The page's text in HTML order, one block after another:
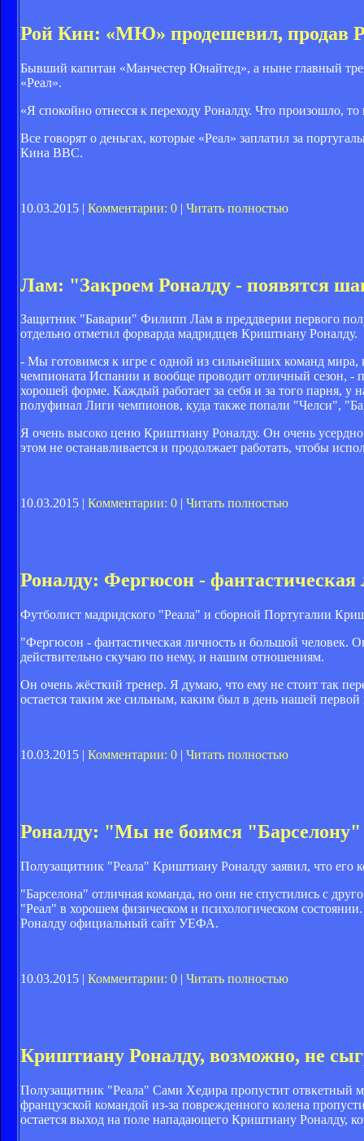
Рой Кин: «МЮ» продешевил, продав
Бывший капитан «Манчестер Юнайтед», а ныне главный
«Реал».
«Я спокойно отнесся к переходу Роналду. Что произошло,
Все говорят о деньгах, которые «Реал» заплатил за
Кина BBC.
10.03.2015 | Комментарии: 0 | Читать полностью
Лам: "Закроем Роналду - появятся
Защитник "Баварии" Филипп Лам в преддверии первого
отдельно отметил форварда мадридцев Криштиану Роналду.
- Мы готовимся к игре с одной из сильнейших команд
чемпионата Испании и вообще проводит отличный сезон,
хорошей форме. Каждый работает за себя и за того парня,
полуфинал Лиги чемпионов, куда также попали "Челси",
Я очень высоко ценю Криштиану Роналду. Он очень
этом не останавливается и продолжает работать, чтобы
10.03.2015 | Комментарии: 0 | Читать полностью
Роналду: Фергюсон -
Футболист мадридского "Реала" и сборной Португалии
"Фергюсон - фантастическая личность и большой
действительно скучаю по нему, и нашим отношениям.
Он очень жёсткий тренер. Я думаю, что ему не стоит так
остается таким же сильным, каким был в день нашей первой
10.03.2015 | Комментарии: 0 | Читать полностью
Роналду: "Мы не боимся "Барселону"
Полузащитник "Реала" Криштиану Роналду заявил, что его
"Барселона" отличная команда, но они не спустились с
"Реал" в хорошем физическом и психологическом
Роналду официальный сайт УЕФА.
10.03.2015 | Комментарии: 0 | Читать полностью
Криштиану Роналду, возможно, не
Полузащитник "Реала" Сами Хедира пропустит отвкетный
французской командой из-за поврежденного колена
остается выход на поле нападающего Криштиану Роналду,